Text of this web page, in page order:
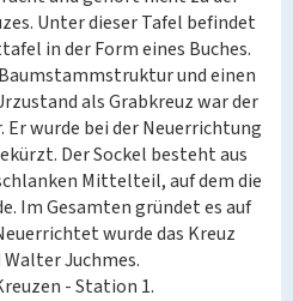
Unter dieser Tafel befindet
in der Form eines Buches.
und einen
als Grabkreuz war der
wurde bei der Neuerrichtung
Der Sockel besteht aus
Mittelteil, auf dem die
Im Gesamten gründet es auf
wurde das Kreuz
Juchmes.
- Station 1.